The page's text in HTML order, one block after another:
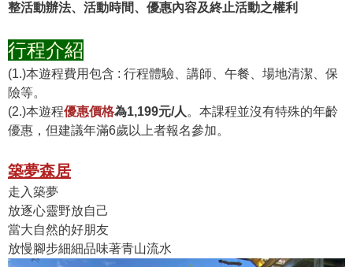
整活動辦法、活動時間、優惠內容及終止活動之權利
行程介紹
(1.)本遊程費用包含 : 行程體驗、講師、午餐、場地清潔、保
險等。
(2.)本遊程優惠價格為1,199元/人 。本課程並沒有特殊的年齡
優惠，但建議年滿6歲以上者報名參加。
築夢森居
走入築夢
放逐心靈野放自己
當大自然的好朋友
放慢腳步細細品味著青山流水